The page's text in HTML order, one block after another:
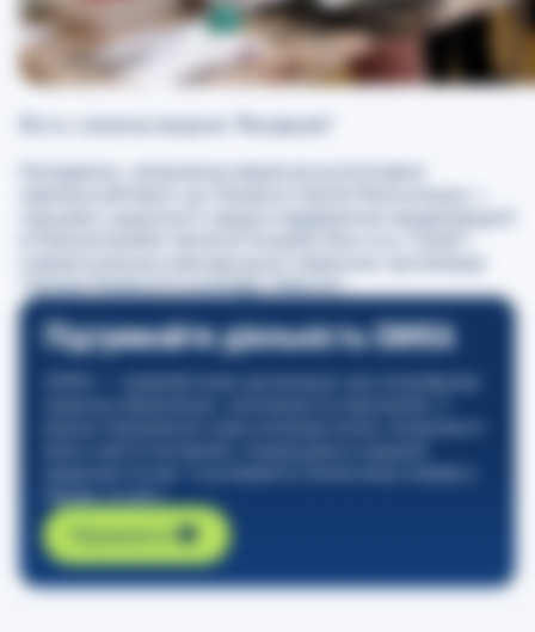
Фото: клінічна лікарня “Феофанія”
Нагадаємо, наприкінці вересня розпочався
“Global Medical Knowledge Alliance”.
Підтримайте діяльність GMKA
Україні та світі.